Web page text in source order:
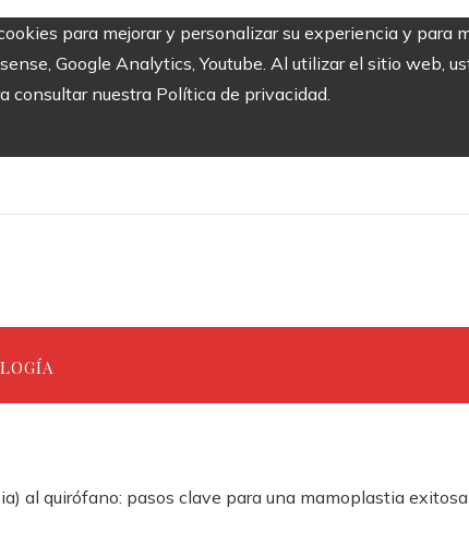
para mejorar y personalizar su experiencia y
Google Analytics, Youtube. Al utilizar el sitio web,
consultar nuestra Política de privacidad.
al quirófano: pasos clave para una mamoplastia exitosa